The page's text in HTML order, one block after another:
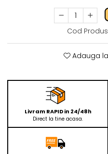
Cod
Adauga
Livram RAPID in 24/48h
Direct la tine acasa.